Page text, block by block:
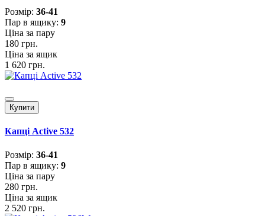
Розмiр: 36-41
Пар в ящику: 9
Ціна за пару
180 грн.
Ціна за ящик
1 620 грн.
Купити
Капці Active 532
Розмiр: 36-41
Пар в ящику: 9
Ціна за пару
280 грн.
Ціна за ящик
2 520 грн.